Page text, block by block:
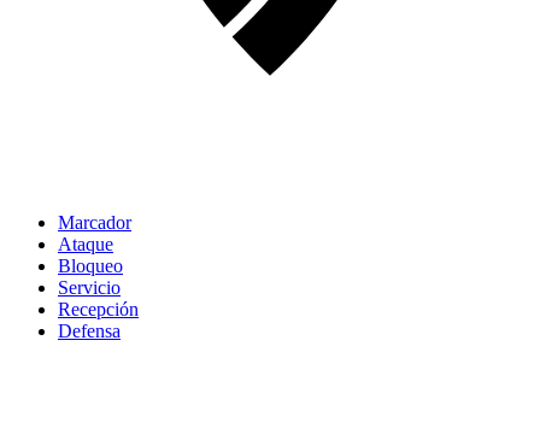
Marcador
Ataque
Bloqueo
Servicio
Recepción
Defensa